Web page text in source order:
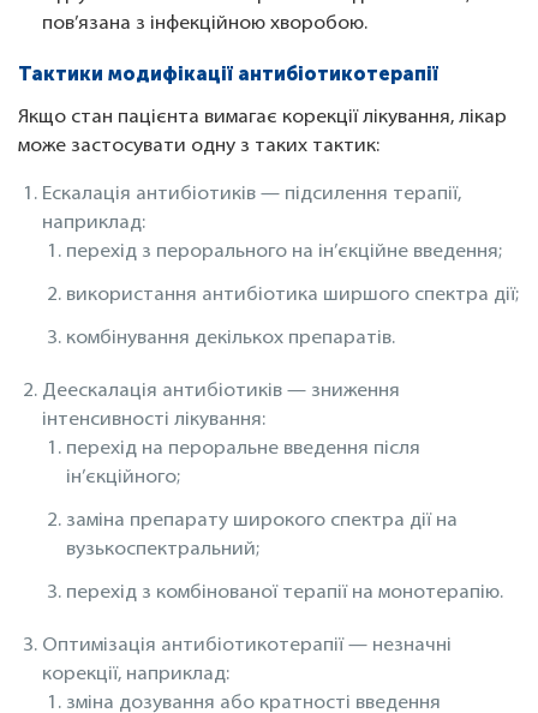
пов’язана з інфекційною хворобою.
Тактики модифікації антибіотикотерапії
Якщо стан пацієнта вимагає корекції лікування, лікар
може застосувати одну з таких тактик:
Ескалація антибіотиків — підсилення терапії,
наприклад:
перехід з перорального на ін’єкційне введення;
використання антибіотика ширшого спектра дії;
комбінування декількох препаратів.
Деескалація антибіотиків — зниження
інтенсивності лікування:
перехід на пероральне введення після
ін’єкційного;
заміна препарату широкого спектра дії на
вузькоспектральний;
перехід з комбінованої терапії на монотерапію.
Оптимізація антибіотикотерапії — незначні
корекції, наприклад:
зміна дозування або кратності введення